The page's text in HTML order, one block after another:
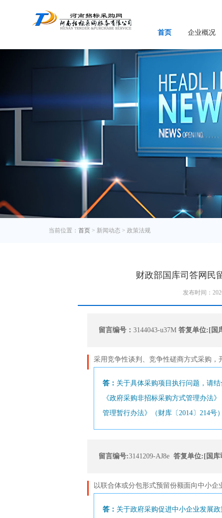
首页 企业概况
当前位置： 首页 > 新闻动态 > 政策法规
财政部国库司答网民
发布时间：
留言编号：3144043-u37M答复单位:[国
采用竞争性谈判、竞争性磋商方式采购，
答： 关于具体采购项目执行问题，请
《政府采购非招标采购方式管理办法
管理暂行办法》（财库〔2014〕214
留言编号:3141209-AJ8e答复单位:[国库
以联合体或分包形式预留份额面向中小
答： 关于政府采购促进中小企业发展